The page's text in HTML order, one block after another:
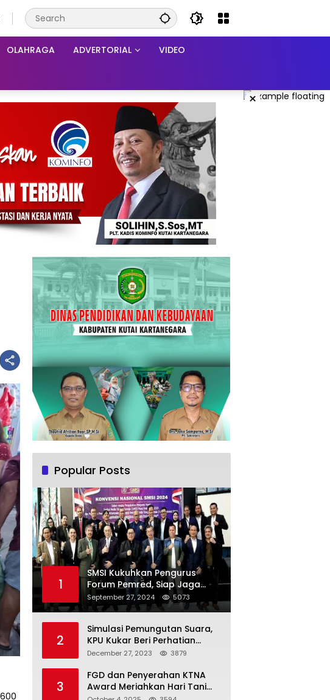
OLAHRAGA ADVERTORIAL VIDEO
×
Popular Posts
1
SMSI Kukuhkan Pengurus
Forum Pemred, Siap Jaga
Kualitas Media Daring di
Indonesia
September 27, 2024 5073
2
Simulasi Pemungutan Suara,
KPU Kukar Beri Perhatian
Penyandang Disabilitas
December 27, 2023 3879
3
FGD dan Penyerahan KTNA
Award Meriahkan Hari Tani